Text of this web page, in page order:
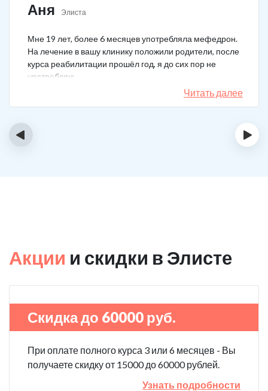
Аня Элиста
Мне 19 лет, более 6 месяцев употребляла мефедрон.
На лечение в вашу клинику положили родители, после
курса реабилитации прошёл год, я до сих пор не
употребляю.
Читать далее
‹ ›
Акции и скидки в Элисте
Скидка до 60000 руб.
При оплате полного курса 3 или 6 месяцев - Вы
получаете скидку от 15000 до 60000 рублей.
Узнать подробности